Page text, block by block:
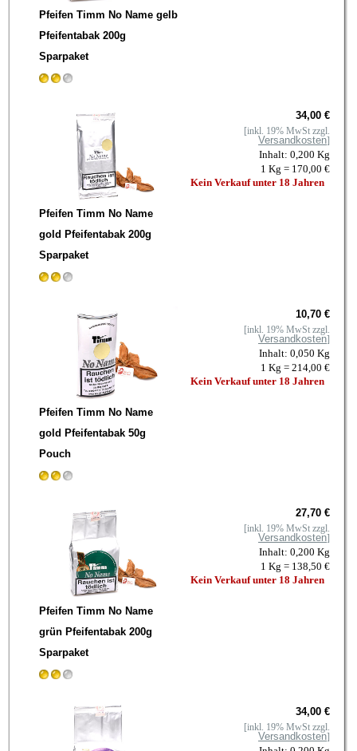
Pfeifen Timm No Name gelb
Pfeifentabak 200g
Sparpaket
Pfeifen Timm No Name
gold Pfeifentabak 200g
Sparpaket
34,00 €
[inkl. 19% MwSt zzgl.
Versandkosten]
Inhalt: 0,200 Kg
1 Kg = 170,00 €
Kein Verkauf unter 18 Jahren
Pfeifen Timm No Name
gold Pfeifentabak 50g
Pouch
10,70 €
[inkl. 19% MwSt zzgl.
Versandkosten]
Inhalt: 0,050 Kg
1 Kg = 214,00 €
Kein Verkauf unter 18 Jahren
Pfeifen Timm No Name
grün Pfeifentabak 200g
Sparpaket
27,70 €
[inkl. 19% MwSt zzgl.
Versandkosten]
Inhalt: 0,200 Kg
1 Kg = 138,50 €
Kein Verkauf unter 18 Jahren
34,00 €
[inkl. 19% MwSt zzgl.
Versandkosten]